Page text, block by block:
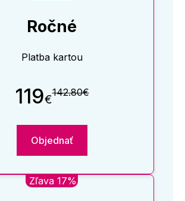
Ročné
Platba kartou
119€142.80€
Objednať
Zľava 17%